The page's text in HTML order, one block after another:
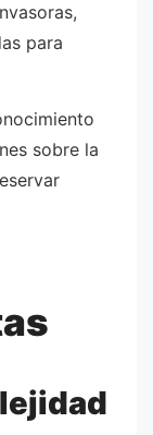
para
sobre la